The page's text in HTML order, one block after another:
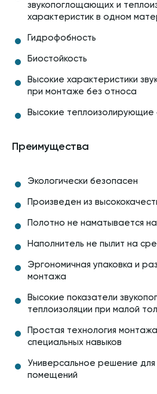
звукопоглощающих и
характеристик в одном
Гидрофобность
Биостойкость
Высокие характеристики
при монтаже без относа
Высокие теплоизолирующие
Преимущества
Экологически безопасен
Произведен из
Полотно не наматывается
Наполнитель не пылит на
Эргономичная упаковка и
монтажа
Высокие показатели
теплоизоляции при малой
Простая технология
специальных навыков
Универсальное решение для
помещений